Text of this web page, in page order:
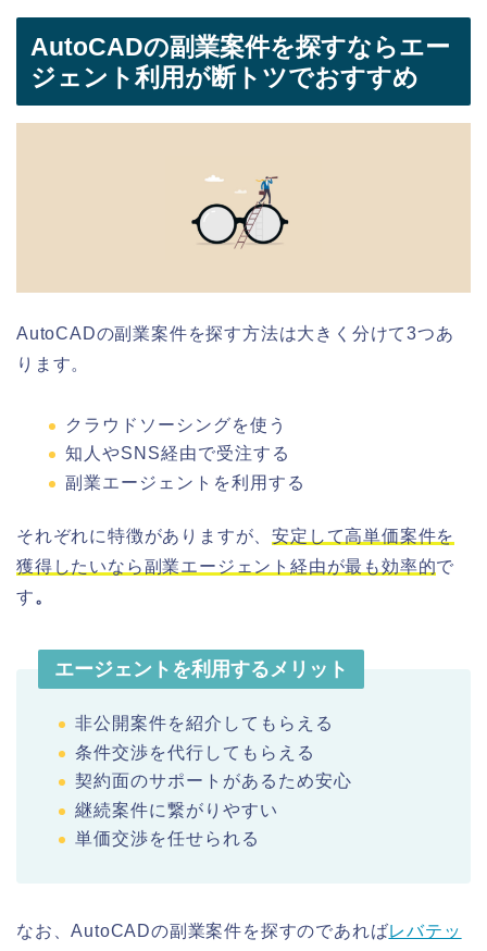
AutoCADの副業案件を探すならエー
ジェント利用が断トツでおすすめ
AutoCADの副業案件を探す方法は大きく分けて3つあ
ります。
クラウドソーシングを使う
知人やSNS経由で受注する
副業エージェントを利用する
それぞれに特徴がありますが、安定して高単価案件を
獲得したいなら副業エージェント経由が最も効率的で
す。
エージェントを利用するメリット
非公開案件を紹介してもらえる
条件交渉を代行してもらえる
契約面のサポートがあるため安心
継続案件に繋がりやすい
単価交渉を任せられる
なお、AutoCADの副業案件を探すのであればレバテッ